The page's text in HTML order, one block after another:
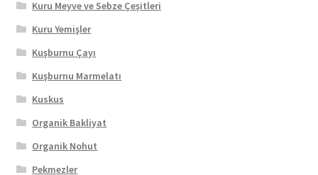
Kuru Meyve ve Sebze Çeşitleri
Kuru Yemişler
Kuşburnu Çayı
Kuşburnu Marmelatı
Kuskus
Organik Bakliyat
Organik Nohut
Pekmezler